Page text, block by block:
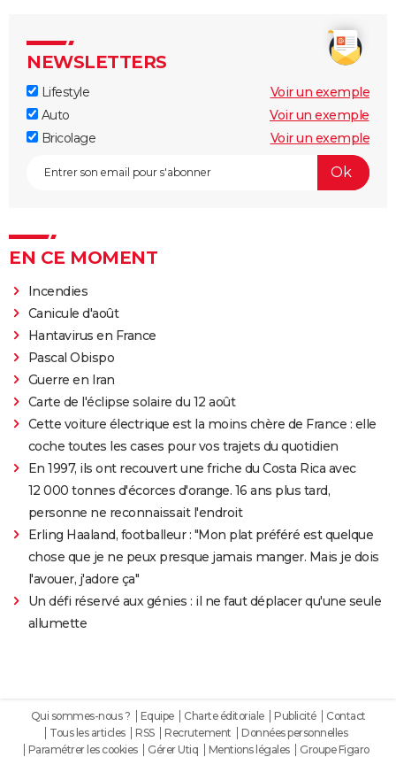
NEWSLETTERS
Lifestyle
Voir un exemple
Auto
Voir un exemple
Bricolage
Voir un exemple
EN CE MOMENT
Incendies
Canicule d'août
Hantavirus en France
Pascal Obispo
Guerre en Iran
Carte de l'éclipse solaire du 12 août
Cette voiture électrique est la moins chère de France : elle
coche toutes les cases pour vos trajets du quotidien
En 1997, ils ont recouvert une friche du Costa Rica avec
12 000 tonnes d'écorces d'orange. 16 ans plus tard,
personne ne reconnaissait l'endroit
Erling Haaland, footballeur : "Mon plat préféré est quelque
chose que je ne peux presque jamais manger. Mais je dois
l'avouer, j'adore ça"
Un défi réservé aux génies : il ne faut déplacer qu'une seule
allumette
Qui sommes-nous ? Equipe Charte éditoriale Publicité
Contact
Tous les articles
RSS Recrutement
Données personnelles
Paramétrer les cookies
Gérer Utiq Mentions légales Groupe Figaro